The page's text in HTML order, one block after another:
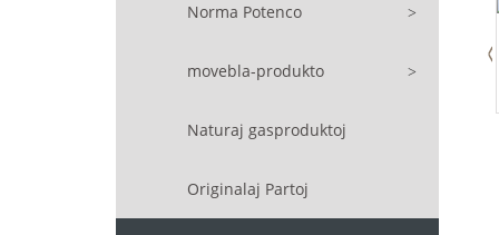
Norma Potenco
movebla-produkto
Naturaj gasproduktoj
Originalaj Partoj